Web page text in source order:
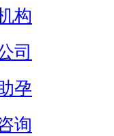
构
司
孕
询